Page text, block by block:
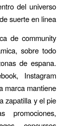
del universo
suerte en linea.
de community
sobre todo
de espana.
Instagram
marca mantiene
zapatilla y el pie
promociones,